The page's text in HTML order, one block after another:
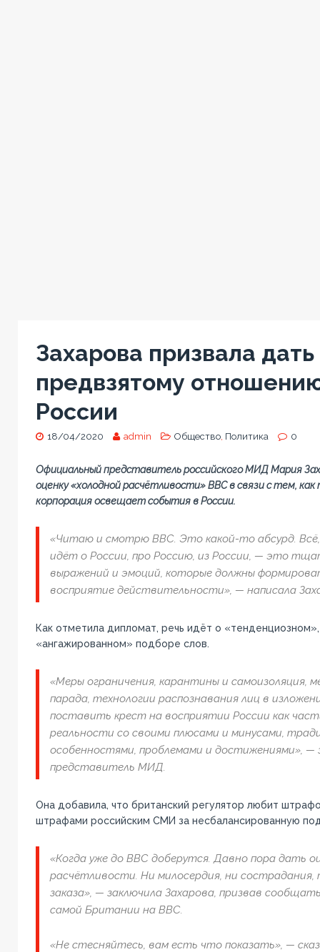
Захарова призвала
предвзятому
России
18/04/2020 admin Общество, Политика 0
Официальный представитель российского МИД Мария
оценку «холодной расчётливости» BBC в связи с тем,
корпорация освещает события в России.
«Читаю и смотрю ВВС. Это какой-то абсурд.
идёт о России, про Россию, из России, — это
выражений и эмоций, которые должны
восприятие действительности», — написала
Как отметила дипломат, речь идёт о
«ангажированном» подборе слов.
«Меры ограничения, карантины и самоизоляция,
парада, технологии распознавания лиц в
поставить крест на восприятии России как
реальности со своими плюсами и минусами,
особенностями, проблемами и достижениями», —
представитель МИД.
Она добавила, что британский регулятор любит
штрафами российским СМИ за несбалансированную
«Когда уже до ВВС доберутся. Давно пора дать
расчётливости. Ни милосердия, ни сострадания,
заказа», — заключила Захарова, призвав
самой Британии на ВВС.
«Не стесняйтесь, вам есть что показать», —